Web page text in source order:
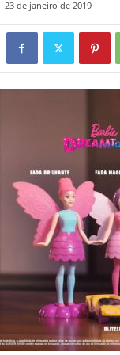
23 de janeiro de 2019